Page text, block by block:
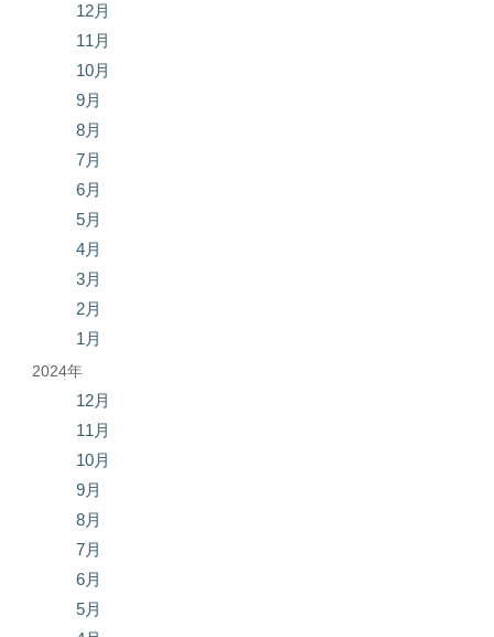
12月
11月
10月
9月
8月
7月
6月
5月
4月
3月
2月
1月
2024年
12月
11月
10月
9月
8月
7月
6月
5月